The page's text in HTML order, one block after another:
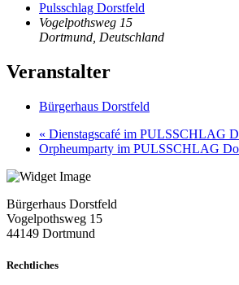
Pulsschlag Dorstfeld
Vogelpothsweg 15
Dortmund Deutschland
Veranstalter
Bürgerhaus Dorstfeld
« Dienstagscafé im PULSSCHLAG
Orpheumparty im PULSSCHLAG
Bürgerhaus Dorstfeld
Vogelpothsweg 15
44149 Dortmund
Rechtliches